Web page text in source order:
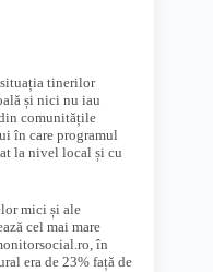
situația tinerilor
și nici nu iau
comunitățile
în care programul
la nivel local și cu
mici și ale
cel mai mare
în
era de 23% față de